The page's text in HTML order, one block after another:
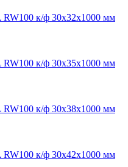
к/ф 30x32x1000 мм
к/ф 30x35x1000 мм
к/ф 30x38x1000 мм
к/ф 30x42x1000 мм